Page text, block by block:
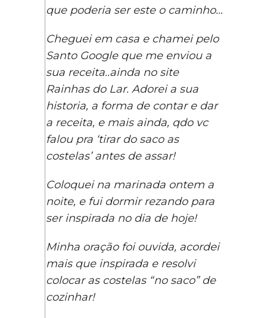
que poderia ser este o caminho…
Cheguei em casa e chamei pelo
Santo Google que me enviou a
sua receita..ainda no site
Rainhas do Lar. Adorei a sua
historia, a forma de contar e dar
a receita, e mais ainda, qdo vc
falou pra ‘tirar do saco as
costelas’ antes de assar!
Coloquei na marinada ontem a
noite, e fui dormir rezando para
ser inspirada no dia de hoje!
Minha oração foi ouvida, acordei
mais que inspirada e resolvi
colocar as costelas “no saco” de
cozinhar!